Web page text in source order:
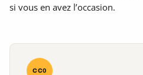
si vous en avez l’occasion.
CC0